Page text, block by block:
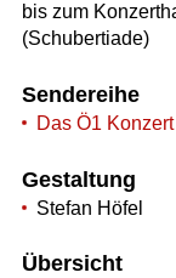
bis zum
(Schubertiade)
Sendereihe
Das Ö1 Konzert
Gestaltung
Stefan Höfel
Übersicht